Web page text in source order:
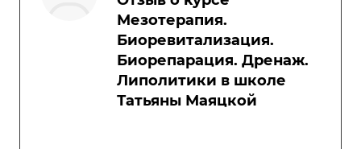
Мезотерапия.
Биоревитализация.
Биорепарация. Дренаж.
Липолитики в школе
Татьяны Маяцкой